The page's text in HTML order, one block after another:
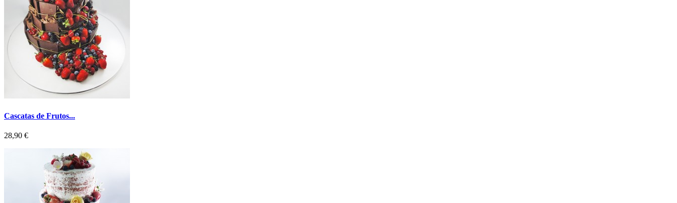
Cascatas de Frutos...
Preço
28,90 €